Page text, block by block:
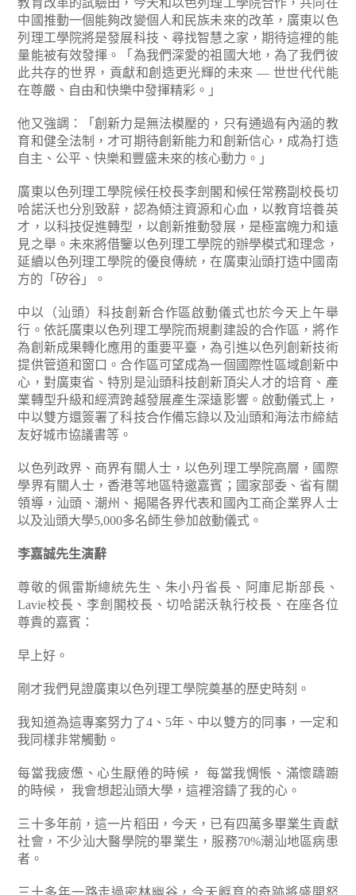
教育改革的試驗田，今天和以色列理工學院合作，共同在
中國推動一個能夠改變個人和民族未來的改革，廣東以色
列理工學院將是發展科技、尋找智慧之家，期待這裡的能
量能被有效發揮。「為我們深愛的祖國大地，為了我們彼
此共存的世界，貢獻和創造更光輝的未來 — 世世代代能
在尊嚴、自由和快樂中發揮精彩。」
他又強調：「創新力是無法模壓的，只有通過有內涵的教
育和健全法制，才可期待創新能力和創新信心，成為打造
自主、公平、快樂和豐盛未來的核心動力。」
廣東以色列理工學院候任校長李劍閣和候任常務副校長切
哈諾沃也分別致辭，認為傾注資源和心血，以教育培養英
才，以科技促進轉型，以創新推動發展，是極富魄力和遠
見之舉。未來將借鑒以色列理工學院的辦學模式和理念，
延續以色列理工學院的優良傳統，在廣東汕頭打造中國南
方的「矽谷」。
中以（汕頭）科技創新合作區啟動儀式也於今天上午舉
行。依託廣東以色列理工學院而規劃建設的合作區，將作
為創新成果轉化應用的重要平臺，為引進以色列創新技術
提供管道和窗口。合作區可望成為一個國際性區域創新中
心，對廣東省、特別是汕頭科技創新頂尖人才的培育、產
業轉型升級和經濟跨越發展產生深遠影響。啟動儀式上，
中以雙方還簽署了科技合作備忘錄以及汕頭和海法市締結
友好城市協議書等。
以色列政界、商界有關人士，以色列理工學院高層，國際
學界有關人士，香港等地區特邀嘉賓；國家部委、省有關
領導，汕頭、潮州、揭陽各界代表和國內工商企業界人士
以及汕頭大學5,000多名師生參加啟動儀式。
李嘉誠先生演辭
尊敬的佩雷斯總統先生、朱小丹省長、阿庫尼斯部長、
Lavie校長、李劍閣校長、切哈諾沃執行校長、在座各位
尊貴的嘉賓：
早上好。
剛才我們見證廣東以色列理工學院奠基的歷史時刻。
我知道為這專案努力了4、5年、中以雙方的同事，一定和
我同樣非常觸動。
每當我疲憊、心生厭倦的時候，
每當我惆悵、滿懷躊躕
的時候， 我會想起汕頭大學，這裡溶鑄了我的心。
三十多年前，這一片稻田，今天，已有四萬多畢業生貢獻
社會，不少汕大醫學院的畢業生，服務70%潮汕地區病患
者。
三十多年一路走過密林幽谷，今天孵育的奇跡將盛開怒